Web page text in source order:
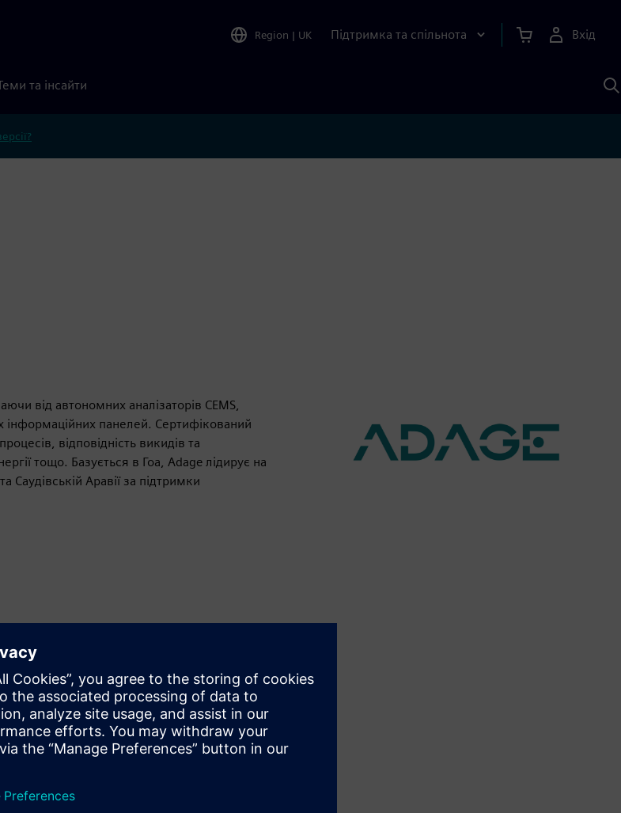
Region | UK Підтримка та спільнота Вхід
та інсайти
від автономних аналізаторів CEMS,
інформаційних панелей. Сертифікований
відповідність викидів та
тощо. Базується в Гоа, Adage лідирує на
Аравії за підтримки
допомагають замовнику впроваджувати,
експлуатувати або підтримувати
Siemens Xcelerator